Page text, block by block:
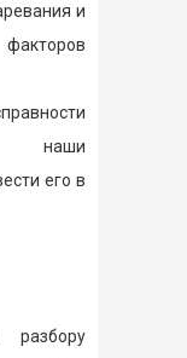
и
наши
его в